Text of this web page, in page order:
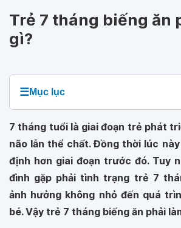
Trẻ 7 tháng biếng ăn
gì?
☰Mục lục
7 tháng tuổi là giai đoạn trẻ phát
não lẫn thể chất. Đồng thời lúc này
định hơn giai đoạn trước đó. Tuy
đình gặp phải tình trạng trẻ 7
ảnh hưởng không nhỏ đến quá
bé. Vậy trẻ 7 tháng biếng ăn phải